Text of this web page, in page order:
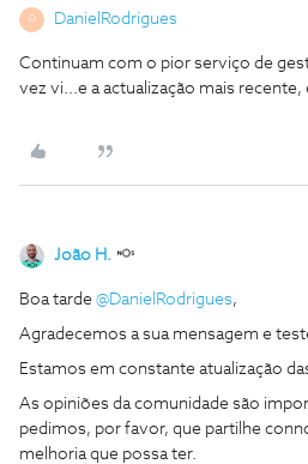
D DanielRodrigues
Continuam com o pior serviço de
vez vi...e a actualização mais recente,
João H.
Boa tarde @DanielRodrigues,
Agradecemos a sua mensagem e
Estamos em constante atualização
As opiniões da comunidade são
pedimos, por favor, que partilhe
melhoria que possa ter.